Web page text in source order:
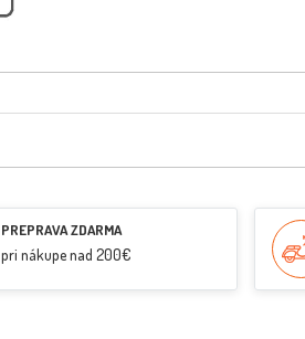
PREPRAVA ZDARMA
pri nákupe nad 200€